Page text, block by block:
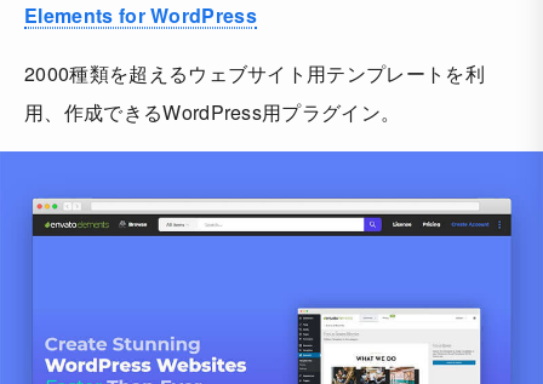
Elements for WordPress
2000種類を超えるウェブサイト用テンプレートを利
用、作成できるWordPress用プラグイン。